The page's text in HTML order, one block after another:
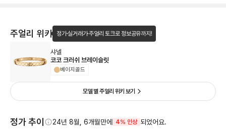
주얼리 위키 정가·실거래가·주얼리 토크로 정보공유까지!
샤넬
코코 크러쉬 브레이슬릿
베이지골드
모델 별 주얼리 위키 보기
정가 추이 24년 8월, 6개월만에 4% 인상 되었어요.